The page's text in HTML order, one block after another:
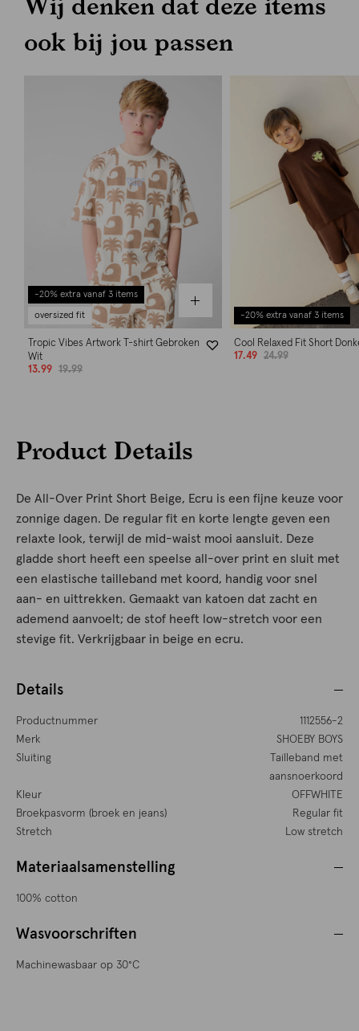
ook bij jou passen
-20% extra vanaf 3 items
oversized fit
Tropic Vibes Artwork T-shirt Gebroken
Wit
13.99
19.99
-20% extra vanaf 3 items
Cool Relaxed Fit Short
17.49
24.99
Product Details
De All-Over Print Short Beige, Ecru is een fijne keuze voor
zonnige dagen. De regular fit en korte lengte geven een
relaxte look, terwijl de mid-waist mooi aansluit. Deze
gladde short heeft een speelse all-over print en sluit met
een elastische tailleband met koord, handig voor snel
aan- en uittrekken. Gemaakt van katoen dat zacht en
ademend aanvoelt; de stof heeft low-stretch voor een
stevige fit. Verkrijgbaar in beige en ecru.
Details
Productnummer
1112556-2
Merk
SHOEBY BOYS
Sluiting
Tailleband met
aansnoerkoord
Kleur
OFFWHITE
Broekpasvorm (broek en jeans)
Regular fit
Stretch
Low stretch
Materiaalsamenstelling
100% cotton
Wasvoorschriften
Machinewasbaar op 30°C